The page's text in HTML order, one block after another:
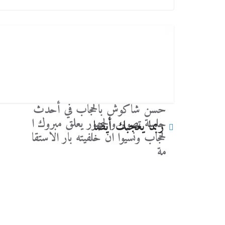
حسن شاكوش بالحجاب في أحدث
جلسة تصوير والجمهور يعلق مبروك ا
لحجاب ونسيوا ان خلفيته بار الاستقا
مة
ربما يعجبك أيضا